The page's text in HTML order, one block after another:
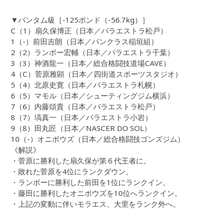
▼バンタム級［-125ポンド（-56.7kg）］
C（1）扇久保博正（日本／パラエストラ松戸）
1（-）前田吉朗（日本／パンクラス稲垣組）
2（2）ランボー宏輔（日本／パラエストラ千葉）
3（3）神酒龍一（日本／総合格闘技道場CAVE）
4（C）菅原雅顕（日本／四街道スポーツスタジオ）
5（4）北原史寛（日本／パラエストラ札幌）
6（5）マモル（日本／シューティングジム横浜）
7（6）内藤頌貴（日本／パラエストラ松戸）
8（7）塙真一（日本／パラエストラ小岩）
9（8）田丸匠（日本／NASCER DO SOL）
10（-）オニボウズ（日本／総合格闘技ゴンズジム）
《解説》
・菅原に勝利した扇久保が第６代王者に。
・敗れた菅原を4位にランクダウン。
・ランボーに勝利した前田を1位にランクイン。
・藤田に勝利したオニボウズを10位へランクイン。
・上記の変動に伴いモラエス、大里をランク外へ。